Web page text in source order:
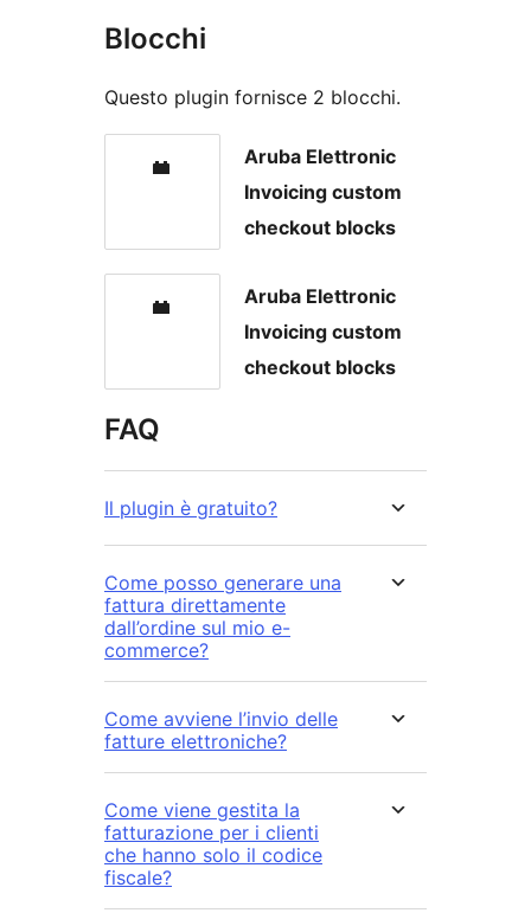
Blocchi
Questo plugin fornisce 2 blocchi.
Aruba Elettronic
Invoicing custom
checkout blocks
Aruba Elettronic
Invoicing custom
checkout blocks
FAQ
Il plugin è gratuito?
Come posso generare una
fattura direttamente
dall’ordine sul mio e-
commerce?
Come avviene l’invio delle
fatture elettroniche?
Come viene gestita la
fatturazione per i clienti
che hanno solo il codice
fiscale?